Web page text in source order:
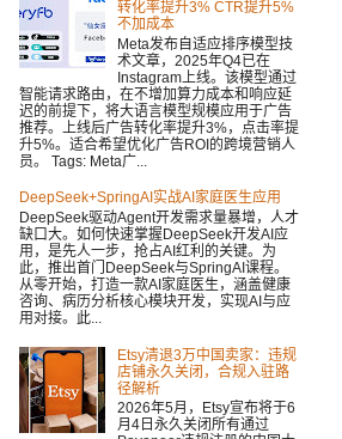
转化率提升3% CTR提升5%
不加成本
Meta发布自适应排序模型技
术文章，2025年Q4已在
Instagram上线。该模型通过
智能请求路由，在不增加算力成本和响应延
迟的前提下，将大语言模型规模应用于广告
推荐。上线后广告转化率提升3%，点击率提
升5%。适合希望优化广告ROI的跨境营销人
员。 Tags: Meta广...
DeepSeek+SpringAI实战AI家庭医生应用
DeepSeek驱动Agent开发需求量暴增，人才
缺口大。如何快速掌握DeepSeek开发AI应
用，是先人一步，抢占AI红利的关键。为
此，推出首门DeepSeek与SpringAI课程。
从零开始，打造一款AI家庭医生，涵盖健康
咨询、病历分析核心模块开发，实现AI与应
用对接。此...
Etsy清退3万中国卖家：违规
店铺永久关闭，合规入驻路
径解析
2026年5月，Etsy宣布将于6
月4日永久关闭所有通过